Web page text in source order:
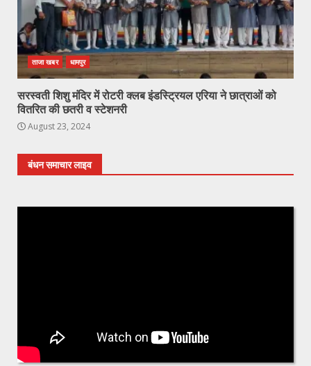
ताजा खबर धामपुर
सरस्वती शिशु मंदिर में रोटरी क्लब इंडस्ट्रियल एरिया ने छात्राओं को
वितरित की छतरी व स्टेशनरी
August 23, 2024
बंधन समाचार लाइव